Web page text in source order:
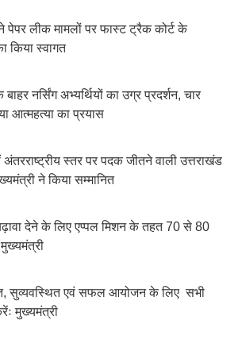
पेपर लीक मामलों पर फास्ट ट्रैक कोर्ट के
किया स्वागत
नर्सिंग अभ्यर्थियों का उग्र प्रदर्शन, चार
आत्महत्या का प्रयास
अंतरराष्ट्रीय स्तर पर पदक जीतने वाली उत्तराखंड
ने किया सम्मानित
देने के लिए एप्पल मिशन के तहत 70 से 80
सुव्यवस्थित एवं सफल आयोजन के लिए सभी
मुख्यमंत्री